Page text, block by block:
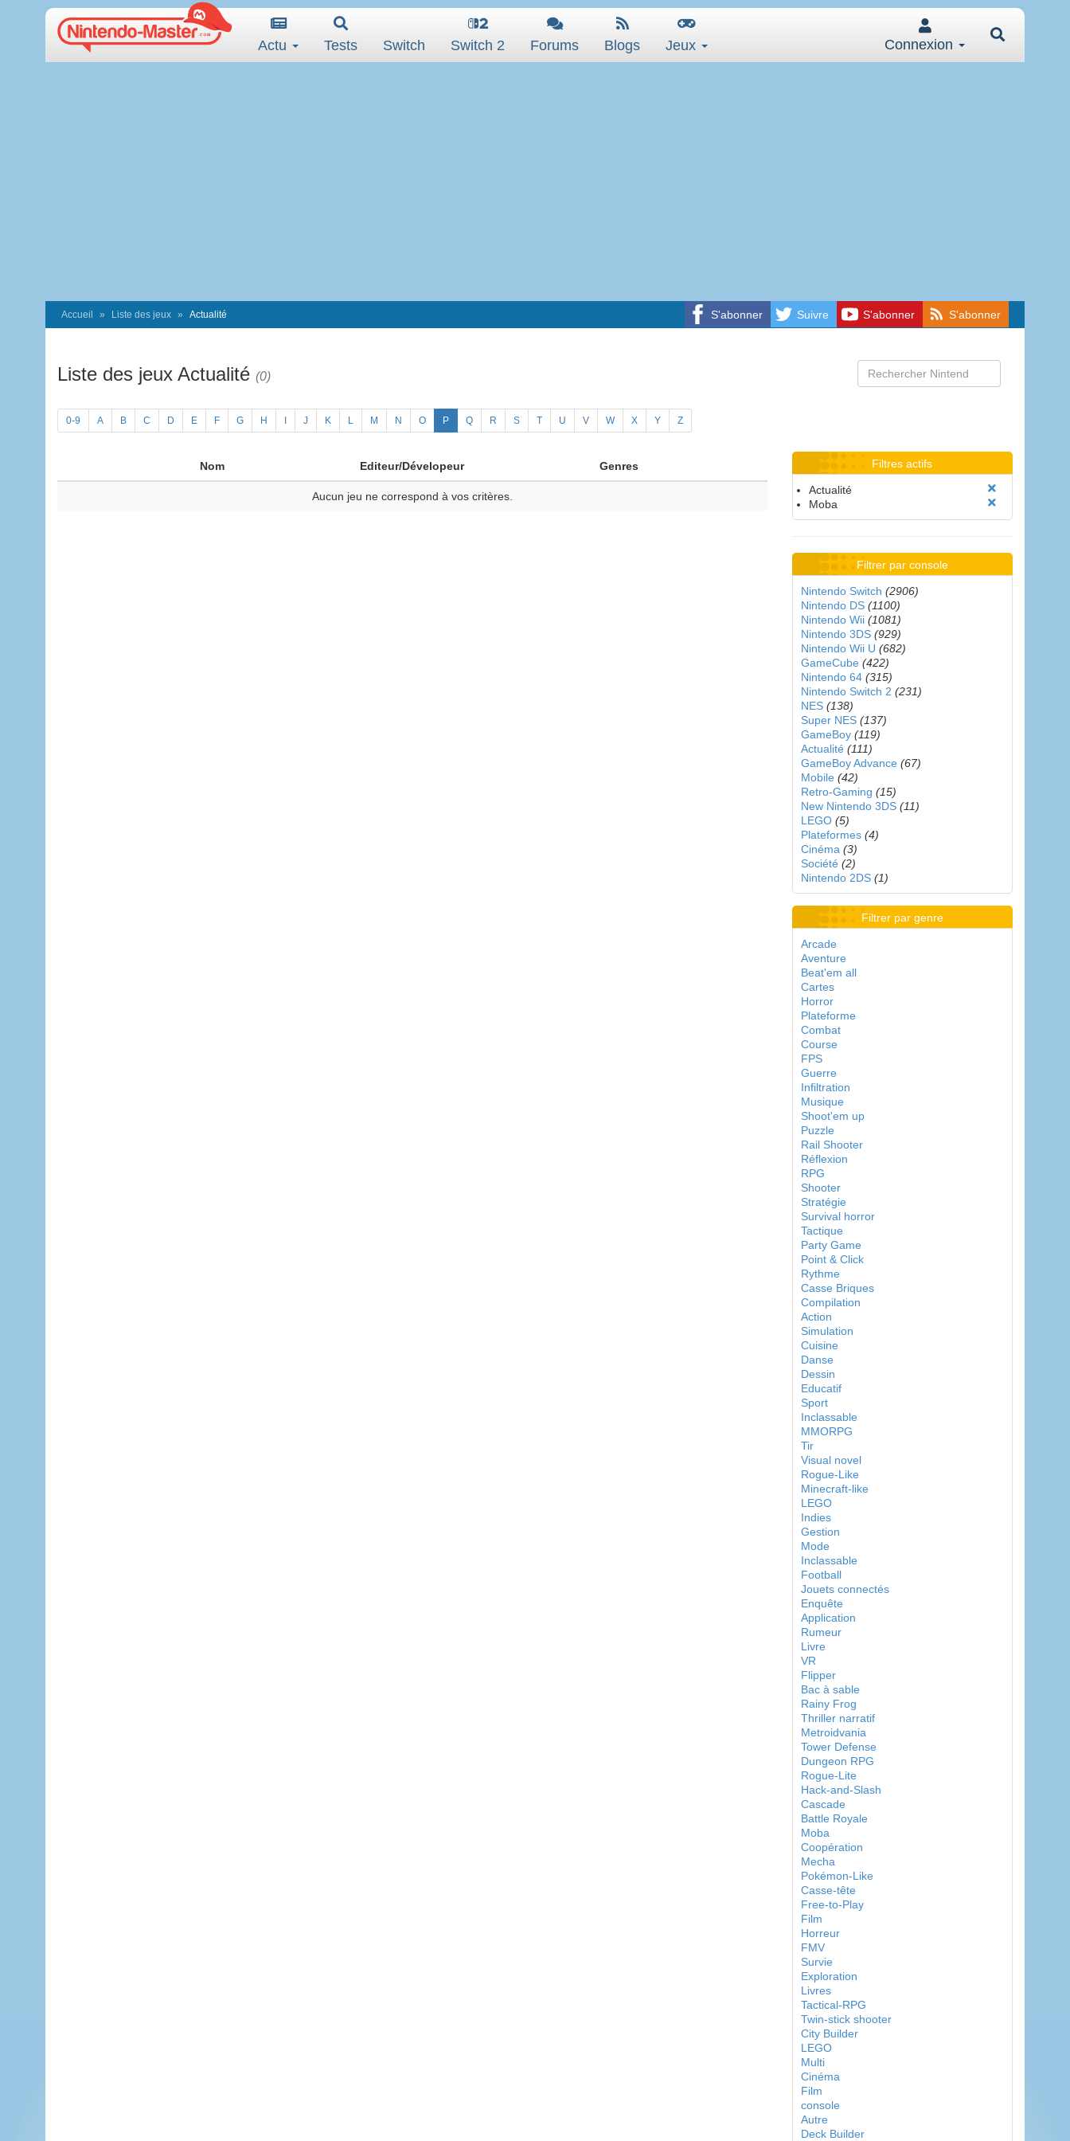
Actu Tests Switch Switch 2 Forums Blogs Jeux Connexion
S'abonner Suivre S'abonner S'abonner
Accueil Liste des jeux Actualité
Liste des jeux Actualité (0)
0-9 A B C D E F G H J K L M N O P Q R S T U V W X Y Z
Nom Editeur/Dévelopeur Genres
Aucun jeu ne correspond à vos critères.
Filtres actifs
Actualité
Moba
Filtrer par console
Nintendo Switch (2906)
Nintendo DS (1100)
Nintendo Wii (1081)
Nintendo 3DS (929)
Nintendo Wii U (682)
GameCube (422)
Nintendo 64 (315)
Nintendo Switch 2 (231)
NES (138)
Super NES (137)
GameBoy (119)
Actualité (111)
GameBoy Advance (67)
Mobile (42)
Retro-Gaming (15)
New Nintendo 3DS (11)
LEGO (5)
Plateformes (4)
Cinéma (3)
Société (2)
Nintendo 2DS (1)
Filtrer par genre
Arcade
Aventure
Beat'em all
Cartes
Horror
Plateforme
Combat
Course
FPS
Guerre
Infiltration
Musique
Shoot'em up
Puzzle
Rail Shooter
Réflexion
RPG
Shooter
Stratégie
Survival horror
Tactique
Party Game
Point & Click
Rythme
Casse Briques
Compilation
Action
Simulation
Cuisine
Danse
Dessin
Educatif
Sport
Inclassable
MMORPG
Tir
Visual novel
Rogue-Like
Minecraft-like
LEGO
Indies
Gestion
Mode
Inclassable
Football
Jouets connectés
Enquête
Application
Rumeur
Livre
VR
Flipper
Bac à sable
Rainy Frog
Thriller narratif
Metroidvania
Tower Defense
Dungeon RPG
Rogue-Lite
Hack-and-Slash
Cascade
Battle Royale
Moba
Coopération
Mecha
Pokémon-Like
Casse-tête
Free-to-Play
Film
Horreur
FMV
Survie
Exploration
Livres
Tactical-RPG
Twin-stick shooter
City Builder
LEGO
Multi
Cinéma
Film
console
Autre
Deck Builder